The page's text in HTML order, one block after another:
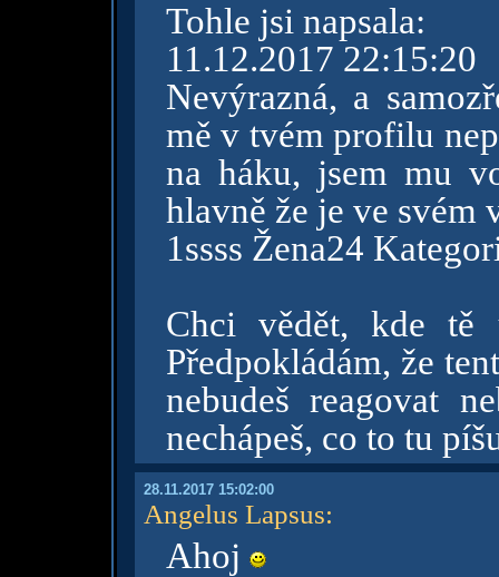
Tohle jsi napsala:
11.12.2017 22:15:20
Nevýrazná, a
mě v tvém profilu
na háku, jsem mu
hlavně že je ve svém
1ssss Žena24
Chci vědět, kde
Předpokládám, že
nebudeš reagovat
nechápeš, co to tu
28.11.2017 15:02:00
Angelus Lapsus:
Ahoj